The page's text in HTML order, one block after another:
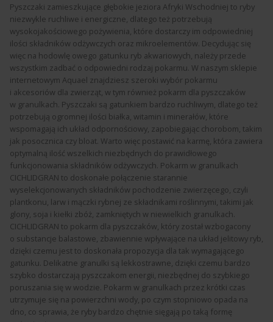
Pyszczaki zamieszkujące głębokie jeziora Afryki Wschodniej to ryby
niezwykle ruchliwe i energiczne, dlatego też potrzebują
wysokojakościowego pożywienia, które dostarczy im odpowiedniej
ilości składników odżywczych oraz mikroelementów. Decydując się
więc na hodowlę owego gatunku ryb akwariowych, należy przede
wszystkim zadbać o odpowiedni rodzaj pokarmu. W naszym sklepie
internetowym Aquael znajdziesz szeroki wybór pokarmu
i akcesoriów dla zwierząt, w tym również pokarm dla pyszczaków
w granulkach. Pyszczaki są gatunkiem bardzo ruchliwym, dlatego też
potrzebują ogromnej ilości białka, witamin i minerałów, które
wspomagają ich układ odpornościowy, zapobiegając chorobom, takim
jak posocznica czy bloat. Warto więc postawić na karmę, która zawiera
optymalną ilość wszelkich niezbędnych do prawidłowego
funkcjonowania składników odżywczych. Pokarm w granulkach
CICHLIDGRAN to doskonałe połączenie starannie
wyselekcjonowanych składników pochodzenie zwierzęcego, czyli
plantkonu, larw i mączki rybnej ze składnikami roślinnymi, takimi jak
glony, soja i kiełki zbóż, zamkniętych w niewielkich granulkach.
CICHLIDGRAN to pokarm dla pyszczaków, który został wzbogacony
o substancje balastowe, zbawiennie wpływające na układ jelitowy ryb,
dzięki czemu jest to doskonała propozycja dla tak wymagającego
gatunku. Delikatne granulki są lekkostrawne, dzięki czemu bardzo
szybko dostarczają pyszczakom energii, niezbędnej do szybkiego
poruszania się w wodzie. Pokarm w granulkach przez krótki czas
utrzymuje się na powierzchni wody, po czym stopniowo opada na
dno, co sprawia, że ryby bardzo chętnie sięgają po taką formę